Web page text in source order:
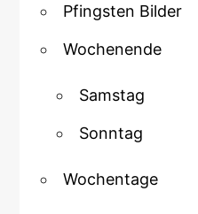
Pfingsten Bilder
Wochenende
Samstag
Sonntag
Wochentage